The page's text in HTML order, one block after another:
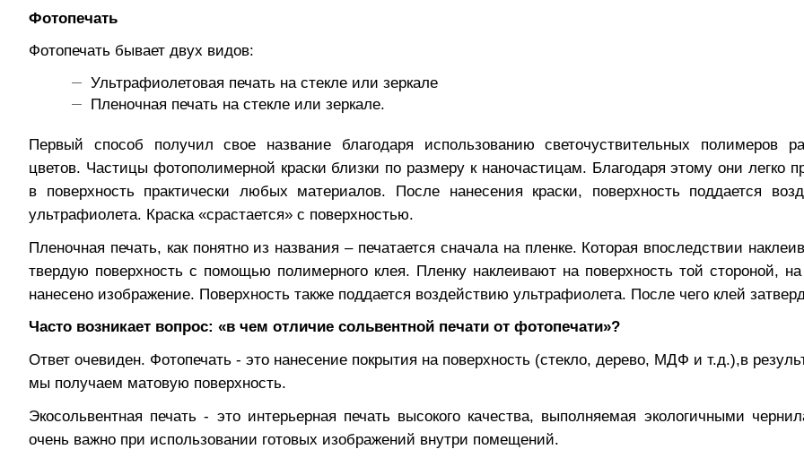
Фотопечать
Фотопечать бывает двух видов:
Ультрафиолетовая печать на стекле или зеркале
Пленочная печать на стекле или зеркале.
Первый способ получил свое название благодаря использованию светочуствительных полимеров
цветов. Частицы фотополимерной краски близки по размеру к наночастицам. Благодаря этому они легко
в поверхность практически любых материалов. После нанесения краски, поверхность поддается
ультрафиолета. Краска «срастается» с поверхностью.
Пленочная печать, как понятно из названия – печатается сначала на пленке. Которая впоследствии
твердую поверхность с помощью полимерного клея. Пленку наклеивают на поверхность той стороной,
нанесено изображение. Поверхность также поддается воздействию ультрафиолета. После чего клей
Часто возникает вопрос: «в чем отличие сольвентной печати от фотопечати»?
Ответ очевиден. Фотопечать - это нанесение покрытия на поверхность (стекло, дерево, МДФ и т.д.),в
мы получаем матовую поверхность.
Экосольвентная печать - это интерьерная печать высокого качества, выполняемая экологичными
очень важно при использовании готовых изображений внутри помещений.